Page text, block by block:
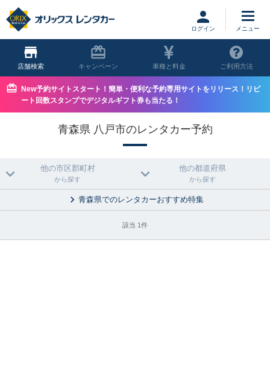
ログイン
店舗 キャンペーン 車種と料金 ご利用方法
New予約サイトスタート！簡単・便利な予約専用サイトをリリース！リピ
ート回数スタンプでデジタルギフト券も当たる！
青森県 八戸市のレンタカー予約
他の市区郡町村
から探す
他の都道府県
から探す
青森県でのレンタカーおすすめ特集
該当 1件